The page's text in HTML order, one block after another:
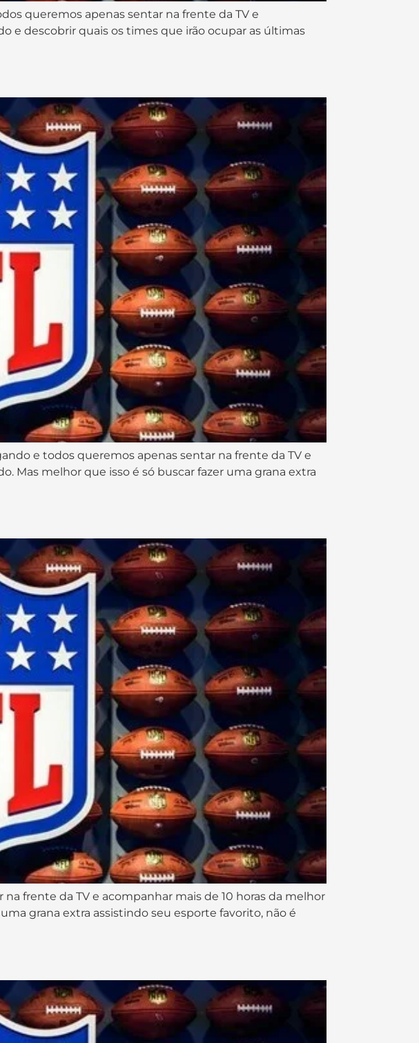
queremos apenas sentar na frente da TV e
e descobrir quais os times que irão ocupar as últimas
e todos queremos apenas sentar na frente da TV e
Mas melhor que isso é só buscar fazer uma grana extra
frente da TV e acompanhar mais de 10 horas da melhor
grana extra assistindo seu esporte favorito, não é